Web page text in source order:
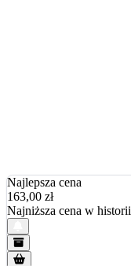
Najlepsza cena
163,00 zł
Najniższa cena w historii